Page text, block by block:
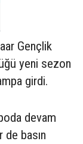
Gençlik
yeni sezon
girdi.
devam
de basın